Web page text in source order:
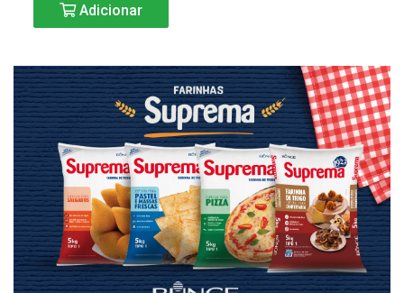
Adicionar